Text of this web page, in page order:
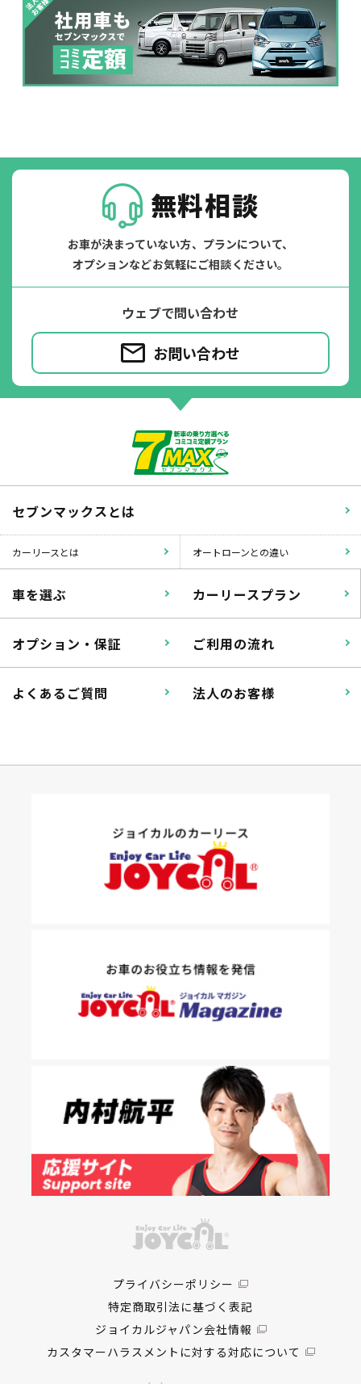
バンパー
※たすカッターをご利用頂く場合、免責金額が１回あたり5,000円
掛かります。
無料相談
お車が決まっていない方、プランについて、
オプションなどお気軽にご相談ください。
ウェブで問い合わせ
お問い合わせ
セブンマックスとは
カーリースとは オートローンとの違い
車を選ぶ カーリースプラン
オプション・保証 ご利用の流れ
よくあるご質問 法人のお客様
プライバシーポリシー
特定商取引法に基づく表記
ジョイカルジャパン会社情報
カスタマーハラスメントに対する対応について